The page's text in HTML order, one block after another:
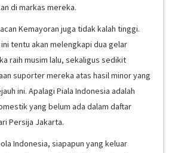
di markas mereka.
Kemayoran juga tidak kalah tinggi.
tentu akan melengkapi dua gelar
raih musim lalu, sekaligus sedikit
suporter mereka atas hasil minor yang
ini. Apalagi Piala Indonesia adalah
yang belum ada dalam daftar
Persija Jakarta.
Indonesia, siapapun yang keluar